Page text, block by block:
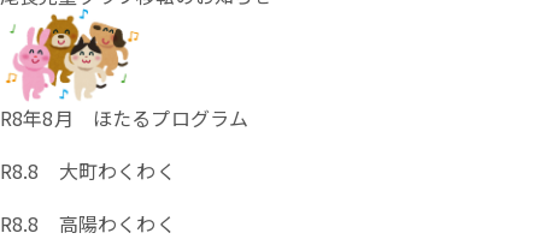
R8年8月 ほたるプログラム
R8.8 大町わくわく
R8.8 高陽わくわく